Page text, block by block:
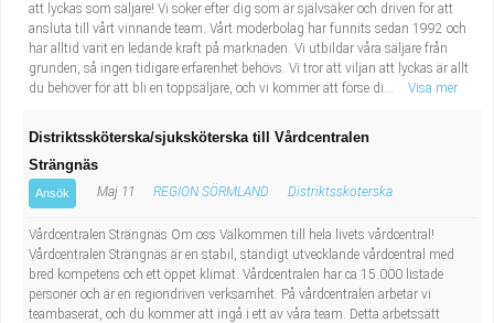
att lyckas som säljare! Vi söker efter dig som är självsäker och driven för att
ansluta till vårt vinnande team. Vårt moderbolag har funnits sedan 1992 och
har alltid varit en ledande kraft på marknaden. Vi utbildar våra säljare från
grunden, så ingen tidigare erfarenhet behövs. Vi tror att viljan att lyckas är allt
du behöver för att bli en toppsäljare, och vi kommer att förse di...
Visa mer
Distriktssköterska/sjuksköterska till Vårdcentralen
Strängnäs
Ansök Maj 11 REGION SÖRMLAND Distriktssköterska
Vårdcentralen Strängnäs Om oss Välkommen till hela livets vårdcentral!
Vårdcentralen Strängnäs är en stabil, ständigt utvecklande vårdcentral med
bred kompetens och ett öppet klimat. Vårdcentralen har ca 15.000 listade
personer och är en regiondriven verksamhet. På vårdcentralen arbetar vi
teambaserat, och du kommer att ingå i ett av våra team. Detta arbetssätt